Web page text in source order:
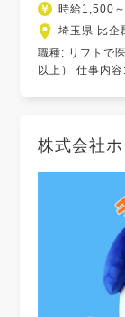
時給1,500
埼玉県 比企
職種: リフトで
以上） 仕事内容
株式会社